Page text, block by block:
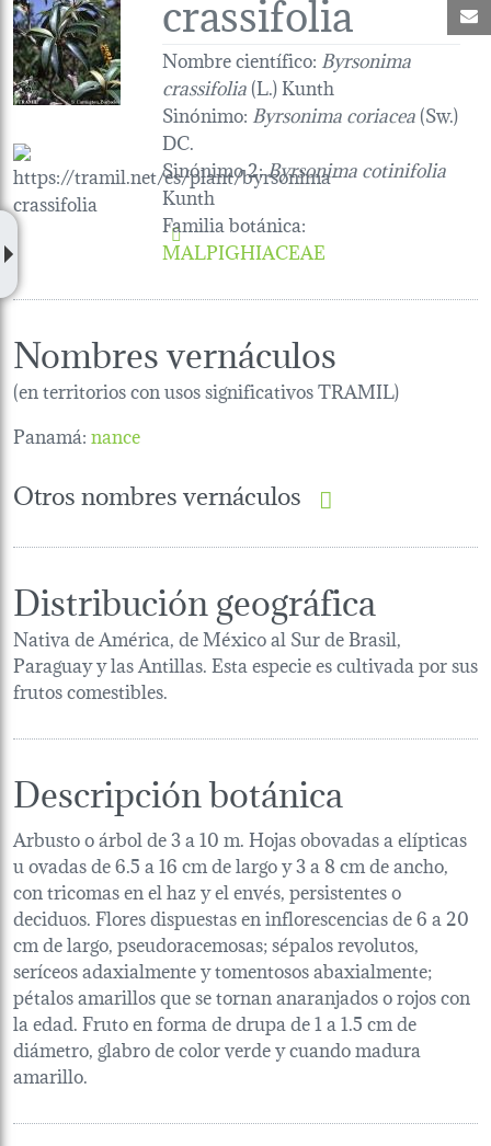
Nombre científico: Byrsonima
crassifolia(L.) Kunth
Sinónimo: Byrsonima coriacea(Sw.)
DC.
Sinónimo 2:Byrsonima cotinifolia
Kunth
Familia botánica:
MALPIGHIACEAE
Nombres vernáculos
(en territorios con usos significativos TRAMIL)
Panamá:nance
Otros nombres vernáculos
Distribución geográfica
Nativa de América, de México al Sur de Brasil,
Paraguay y las Antillas. Esta especie es cultivada por sus
frutos comestibles.
Descripción botánica
Arbusto o árbol de 3 a 10 m. Hojas obovadas a elípticas
u ovadas de 6.5 a 16 cm de largo y 3 a 8 cm de ancho,
con tricomas en el haz y el envés, persistentes o
deciduos. Flores dispuestas en inflorescencias de 6 a 20
cm de largo, pseudoracemosas; sépalos revolutos,
seríceos adaxialmente y tomentosos abaxialmente;
pétalos amarillos que se tornan anaranjados o rojos con
la edad. Fruto en forma de drupa de 1 a 1.5 cm de
diámetro, glabro de color verde y cuando madura
amarillo.